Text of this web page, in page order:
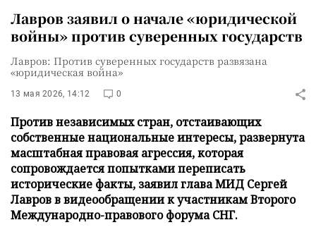
Лавров заявил о начале «юридической
войны» против суверенных государств
Лавров: Против суверенных государств развязана
«юридическая война»
13 мая 2026, 14:12 0
Против независимых стран, отстаивающих
собственные национальные интересы, развернута
масштабная правовая агрессия, которая
сопровождается попытками переписать
исторические факты, заявил глава МИД Сергей
Лавров в видеообращении к участникам Второго
Международно-правового форума СНГ.